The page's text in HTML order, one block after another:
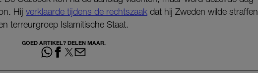
Hij verklaarde tijdens de rechtszaak dat hij Zweden wilde straffen
terreurgroep Islamitische Staat.
GOED ARTIKEL? DELEN MAAR.